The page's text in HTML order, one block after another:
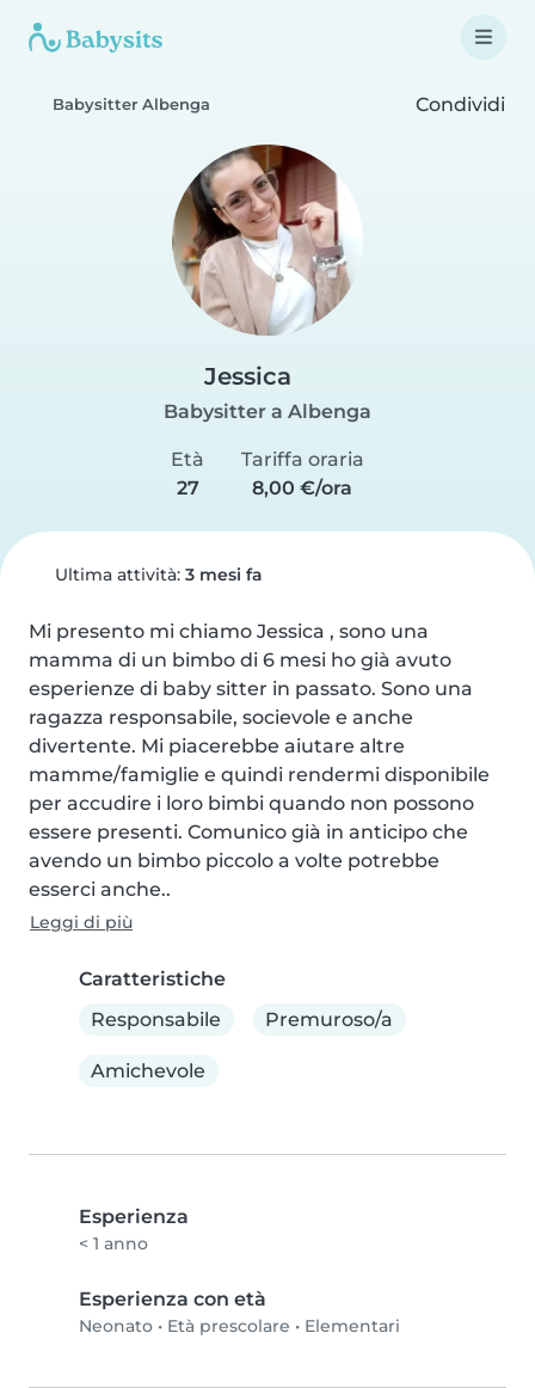
Babysitter Albenga Condividi
Jessica
Babysitter a Albenga
Età
27
Tariffa oraria
8,00 €/ora
Ultima attività: 3 mesi fa
Mi presento mi chiamo Jessica , sono una
mamma di un bimbo di 6 mesi ho già avuto
esperienze di baby sitter in passato. Sono una
ragazza responsabile, socievole e anche
divertente. Mi piacerebbe aiutare altre
mamme/famiglie e quindi rendermi disponibile
per accudire i loro bimbi quando non possono
essere presenti. Comunico già in anticipo che
avendo un bimbo piccolo a volte potrebbe
esserci anche..
Leggi di più
Caratteristiche
Responsabile
Premuroso/a
Amichevole
Esperienza
< 1 anno
Esperienza con età
Neonato • Età prescolare • Elementari